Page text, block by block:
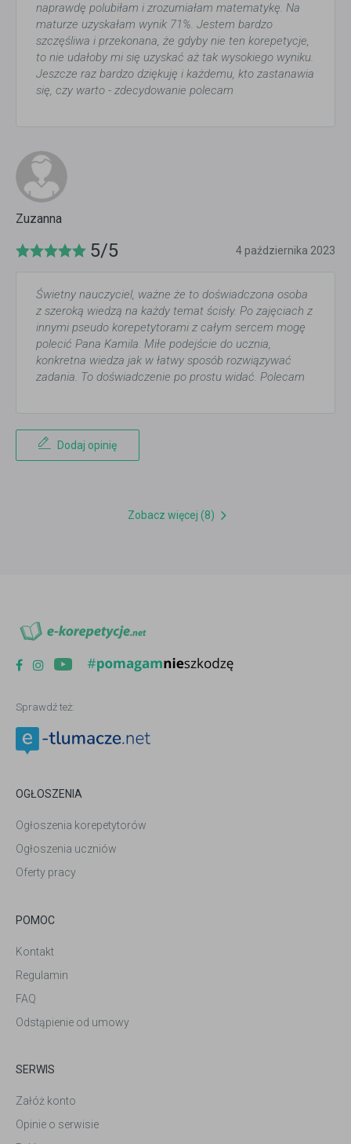
naprawdę polubiłam i zrozumiałam matematykę. Na
maturze uzyskałam wynik 71%. Jestem bardzo
szczęśliwa i przekonana, że gdyby nie ten korepetycje,
to nie udałoby mi się uzyskać aż tak wysokiego wyniku.
Jeszcze raz bardzo dziękuję i każdemu, kto zastanawia
się, czy warto - zdecydowanie polecam
Zuzanna
5/5 4 października 2023
Świetny nauczyciel, ważne że to doświadczona osoba
z szeroką wiedzą na każdy temat ścisły. Po zajęciach z
innymi pseudo korepetytorami z całym sercem mogę
polecić Pana Kamila. Miłe podejście do ucznia,
konkretna wiedza jak w łatwy sposób rozwiązywać
zadania. To doświadczenie po prostu widać. Polecam
Dodaj opinię
Zobacz więcej (8)
Sprawdź też:
OGŁOSZENIA
Ogłoszenia korepetytorów
Ogłoszenia uczniów
Oferty pracy
POMOC
Kontakt
Regulamin
FAQ
Odstąpienie od umowy
SERWIS
Załóż konto
Opinie o serwisie